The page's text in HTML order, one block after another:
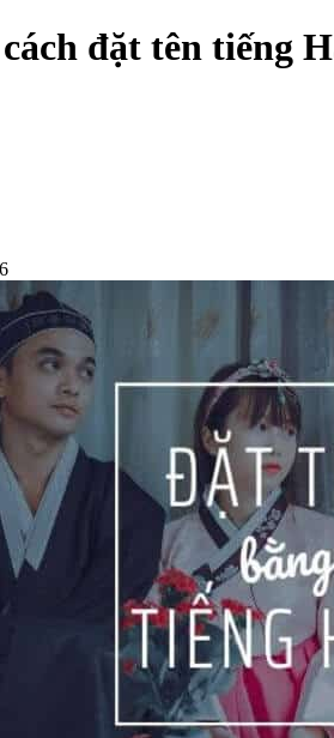
đặt tên tiếng